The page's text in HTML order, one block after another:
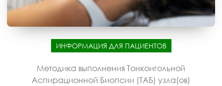
ИНФОРМАЦИЯ ДЛЯ ПАЦИЕНТОВ
Методика выполнения Тонкоигольной
Аспирационной Биопсии (ТАБ) узла(ов)